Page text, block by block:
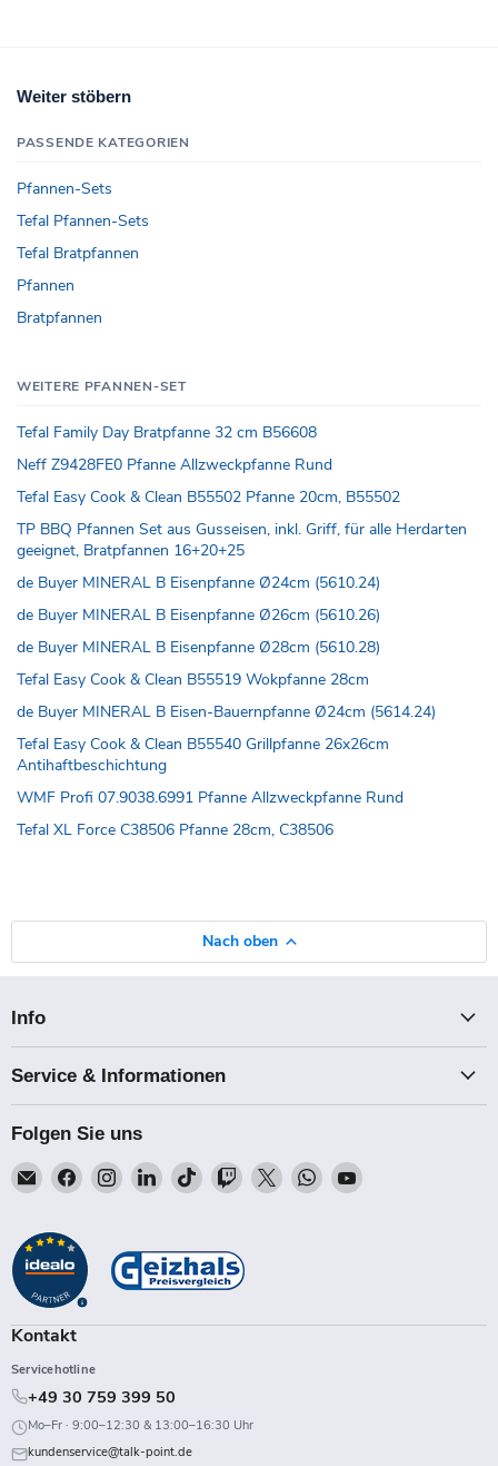
Weiter stöbern
PASSENDE KATEGORIEN
Pfannen-Sets
Tefal Pfannen-Sets
Tefal Bratpfannen
Pfannen
Bratpfannen
WEITERE PFANNEN-SET
Tefal Family Day Bratpfanne 32 cm B56608
Neff Z9428FE0 Pfanne Allzweckpfanne Rund
Tefal Easy Cook & Clean B55502 Pfanne 20cm, B55502
TP BBQ Pfannen Set aus Gusseisen, inkl. Griff, für alle Herdarten
geeignet, Bratpfannen 16+20+25
de Buyer MINERAL B Eisenpfanne Ø24cm (5610.24)
de Buyer MINERAL B Eisenpfanne Ø26cm (5610.26)
de Buyer MINERAL B Eisenpfanne Ø28cm (5610.28)
Tefal Easy Cook & Clean B55519 Wokpfanne 28cm
de Buyer MINERAL B Eisen-Bauernpfanne Ø24cm (5614.24)
Tefal Easy Cook & Clean B55540 Grillpfanne 26x26cm
Antihaftbeschichtung
WMF Profi 07.9038.6991 Pfanne Allzweckpfanne Rund
Tefal XL Force C38506 Pfanne 28cm, C38506
Nach oben
Info
Service & Informationen
Folgen Sie uns
Email
Talk-
Finden
Sie
auf
Facebook
Finden
Sie
auf
Instagram
Finden
Sie
auf
LinkedIn
Finden
Sie
auf
TikTok
Finden
Sie
Twitch
Finden
Sie
Finden
Sie
Finden
Kontakt
Servicehotline
+49 30 759 399 50
Mo–Fr · 9:00–12:30 & 13:00–16:30 Uhr
kundenservice@talk-point.de